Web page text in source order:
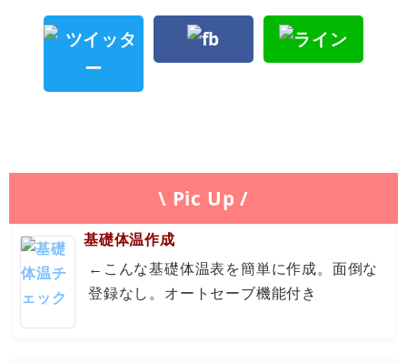
\ Pic Up /
基礎体温作成
←こんな基礎体温表を簡単に作成。面倒な
登録なし。オートセーブ機能付き